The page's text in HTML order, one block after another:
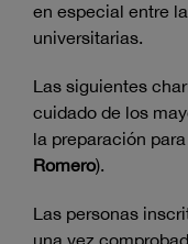
en especial entre
universitarias.
Las siguientes
cuidado de los
la preparación
Romero).
Las personas
una vez